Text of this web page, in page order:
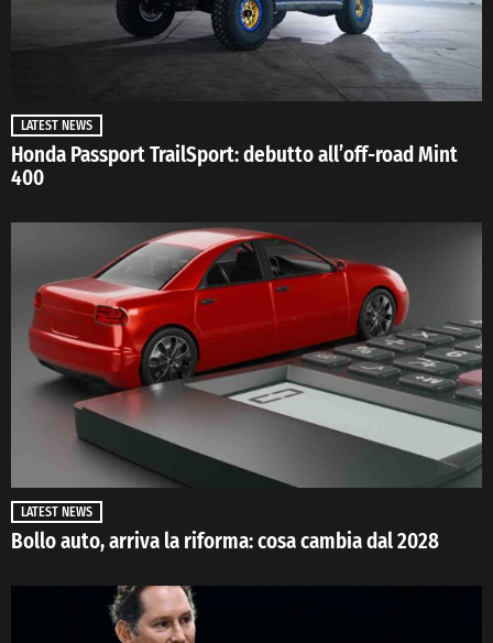
LATEST NEWS
Honda Passport TrailSport: debutto all’off-road Mint
400
LATEST NEWS
Bollo auto, arriva la riforma: cosa cambia dal 2028